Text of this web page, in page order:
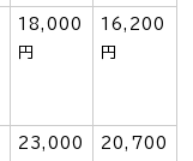
18,000
円
16,200
円
23,000
20,700